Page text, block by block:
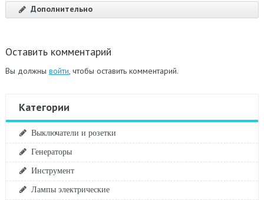
Дополнительно
Оставить комментарий
Вы должны войти , чтобы оставить комментарий.
Категории
Выключатели и розетки
Генераторы
Инструмент
Лампы электрические